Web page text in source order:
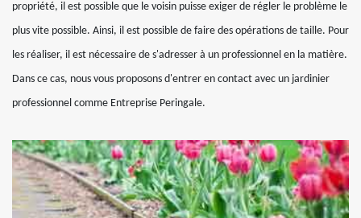
propriété, il est possible que le voisin puisse exiger de régler le problème le
plus vite possible. Ainsi, il est possible de faire des opérations de taille. Pour
les réaliser, il est nécessaire de s'adresser à un professionnel en la matière.
Dans ce cas, nous vous proposons d'entrer en contact avec un jardinier
professionnel comme Entreprise Peringale.